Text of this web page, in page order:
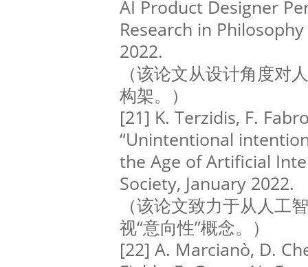
AI Product Designer
Research in
2022.
（该论文从设计角度对
构架。）
[21] K. Terzidis, F.
“Unintentional
the Age of Artificial
Society, January 2022.
（该论文致力于从人工
视“意向性”概念。）
[22] A. Marcianò, D.